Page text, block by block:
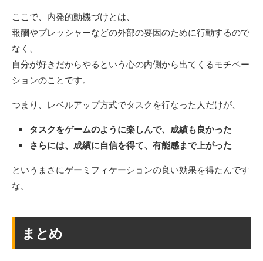
ここで、内発的動機づけとは、
報酬やプレッシャーなどの外部の要因のために行動するので
なく、
自分が好きだからやるという心の内側から出てくるモチベー
ションのことです。
つまり、レベルアップ方式でタスクを行なった人だけが、
タスクをゲームのように楽しんで、成績も良かった
さらには、成績に自信を得て、有能感まで上がった
というまさにゲーミフィケーションの良い効果を得たんです
な。
まとめ